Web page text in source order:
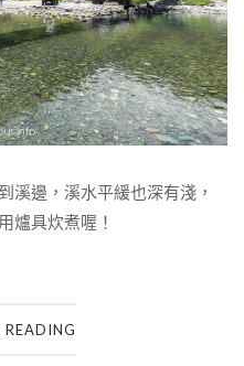
溪邊，溪水平緩也深有淺，
爐具炊煮喔！